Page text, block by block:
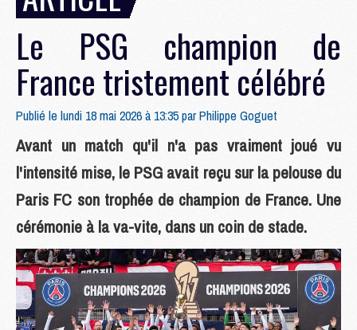
Le PSG champion de
France tristement célébré
Publié le lundi 18 mai 2026 à 13:35 parPhilippe Goguet
Avant un match qu'il n'a pas vraiment joué vu
l'intensité mise, le PSG avait reçu sur la pelouse du
Paris FC son trophée de champion de France. Une
cérémonie à la va-vite, dans un coin de stade.